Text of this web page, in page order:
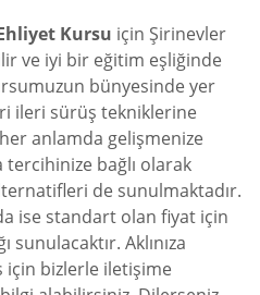
Kursu için Şirinevler
ve iyi bir eğitim eşliğinde
bünyesinde yer
ileri sürüş tekniklerine
anlamda gelişmenize
tercihinize bağlı olarak
de sunulmaktadır.
ise standart olan fiyat için
sunulacaktır. Aklınıza
için bizlerle iletişime